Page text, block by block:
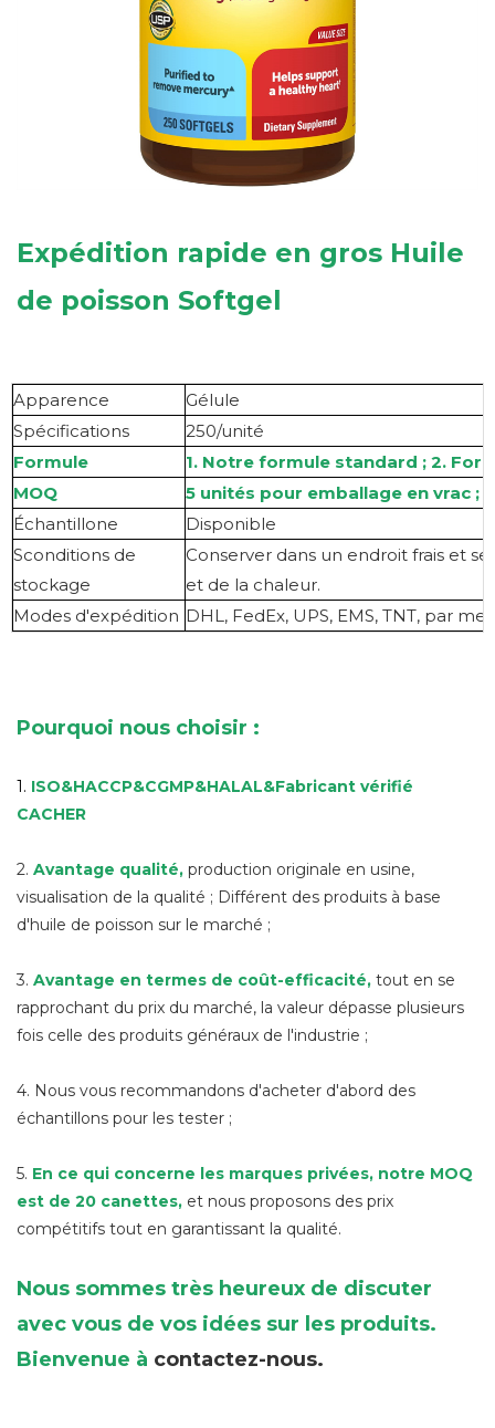
Expédition rapide en gros Huile
de poisson Softgel
Apparence
Gélule
Spécifications
250/unité
Formule
1. Notre formule standard ; 2.
MOQ
5 unités pour emballage en vrac ;
Échantillone
Disponible
Sconditions de
stockage
Conserver dans un endroit frais et
et de la chaleur.
Modes d'expédition DHL, FedEx, UPS, EMS, TNT, par
Pourquoi nous choisir :
1. ISO&HACCP&CGMP&HALAL&Fabricant vérifié
CACHER
2. Avantage qualité, production originale en usine,
visualisation de la qualité ; Différent des produits à base
d'huile de poisson sur le marché ;
3. Avantage en termes de coût-efficacité, tout en se
rapprochant du prix du marché, la valeur dépasse plusieurs
fois celle des produits généraux de l'industrie ;
4. Nous vous recommandons d'acheter d'abord des
échantillons pour les tester ;
5. En ce qui concerne les marques privées, notre MOQ
est de 20 canettes, et nous proposons des prix
compétitifs tout en garantissant la qualité.
Nous sommes très heureux de discuter
avec vous de vos idées sur les produits.
Bienvenue à contactez-nous.